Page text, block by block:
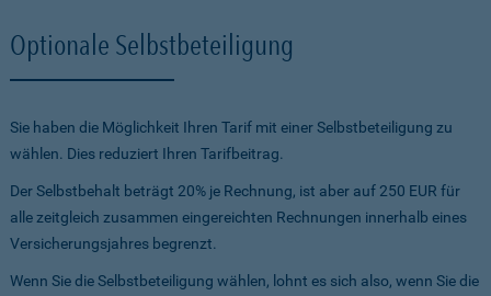
Optionale Selbstbeteiligung
Sie haben die Möglichkeit Ihren Tarif mit einer Selbstbeteiligung zu
wählen. Dies reduziert Ihren Tarifbeitrag.
Der Selbstbehalt beträgt 20% je Rechnung, ist aber auf 250 EUR für
alle zeitgleich zusammen eingereichten Rechnungen innerhalb eines
Versicherungsjahres begrenzt.
Wenn Sie die Selbstbeteiligung wählen, lohnt es sich also, wenn Sie die